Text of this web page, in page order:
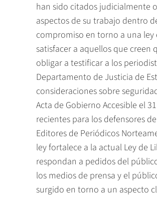
han sido citados judicialmente
aspectos de su trabajo dentro
compromiso en torno a una
satisfacer a aquellos que creen
obligar a testificar a los
Departamento de Justicia de
consideraciones sobre
Acta de Gobierno Accesible el
recientes para los defensores
Editores de Periódicos
ley fortalece a la actual Ley de
respondan a pedidos del
los medios de prensa y el
surgido en torno a un aspecto